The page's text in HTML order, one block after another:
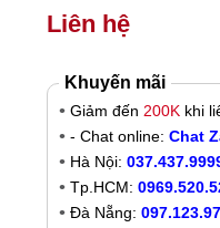
Liên hệ
Khuyến mãi
Giảm đến 200K khi
- Chat online: Chat
Hà Nội:
Tp.HCM:
Đà Nẵng: